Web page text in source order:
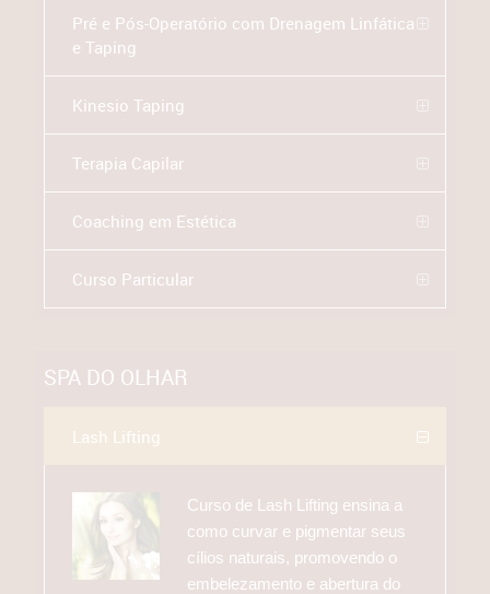
Pré e Pós-Operatório com Drenagem Linfática
e Taping
Kinesio Taping
Terapia Capilar
Coaching em Estética
Curso Particular
SPA DO OLHAR
Lash Lifting
Curso de Lash Lifting ensina a
como curvar e pigmentar seus
cílios naturais, promovendo o
embelezamento e abertura do